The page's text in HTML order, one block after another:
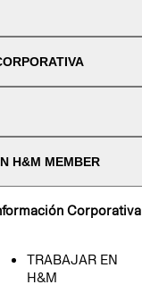
H&M MEMBER
Corporativa
TRABAJAR EN
H&M